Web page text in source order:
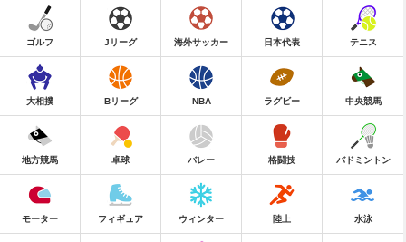
ゴルフ Jリーグ 海外サッカー 日本代表 テニス
大相撲 Bリーグ NBA ラグビー 中央競馬
地方競馬 卓球 バレー 格闘技 バドミントン
モーター フィギュア ウィンター 陸上 水泳